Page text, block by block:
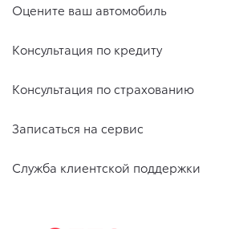
Оцените ваш автомобиль
Консультация по кредиту
Консультация по страхованию
Записаться на сервис
Служба клиентской поддержки